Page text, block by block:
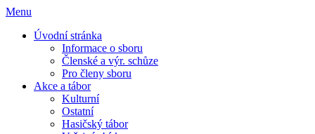
Menu
Úvodní stránka
Informace o sboru
Členské a výr. schůze
Pro členy sboru
Akce a tábor
Kulturní
Ostatní
Hasičský tábor